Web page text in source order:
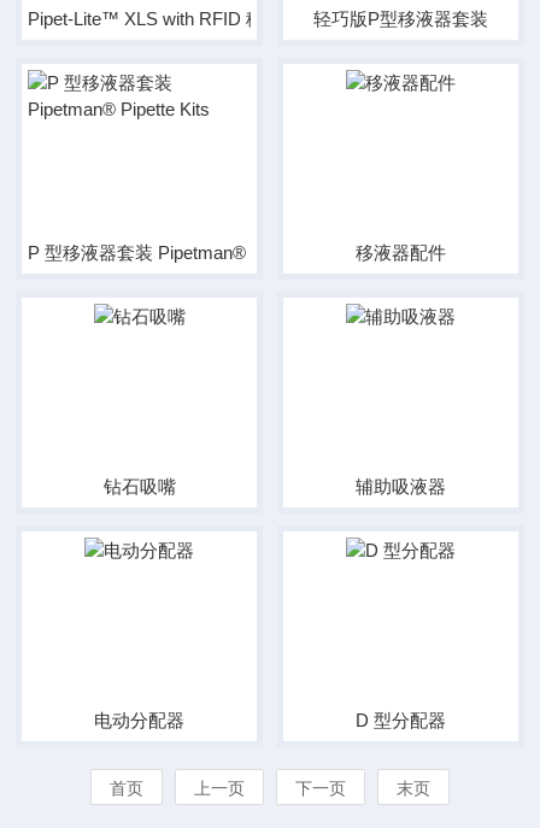
Pipet-Lite™ XLS with RFID 移液器 轻巧版P型移液器套装
P 型移液器套装 Pipetman® Pipette Kits 移液器配件
钻石吸嘴 辅助吸液器
电动分配器 D 型分配器
首页 上一页 下一页 末页